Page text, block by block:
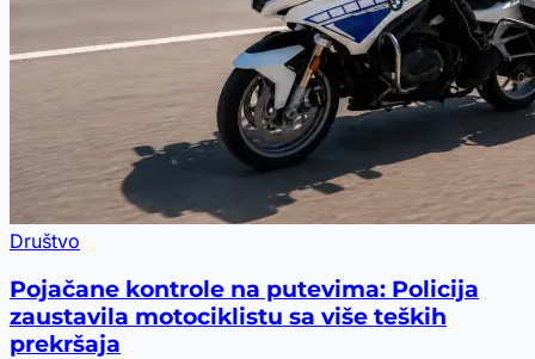
Društvo
Pojačane kontrole na putevima: Policija
zaustavila motociklistu sa više teških
prekršaja